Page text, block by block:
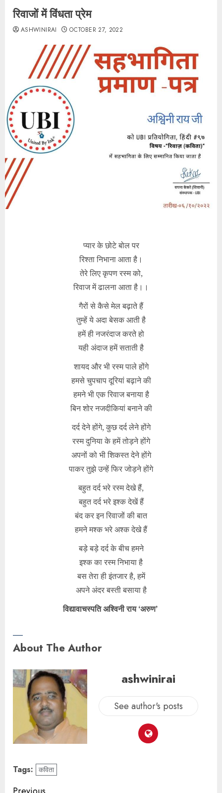
रिवाजों में विंधता प्रेम
ASHWINIRAI OCTOBER 27, 2022
प्यार के छोटे बोल पर
रिश्ता निभाना आता है।
तेरे लिए कृपण रस्म को,
रिवाज में ढालना आता है।।
गैरों से कैसे मेल बढ़ाते हैं
तुम्हें ये अदा बेसक आती है
हमें ही नजरंदाज करते हो
यही अंदाज हमें सताती है
शायद और भी रस्म पाले होंगे
हमसे चुपचाप दूरियां बढ़ाने की
हमने भी एक रिवाज बनाया है
बिन शोर नजदीकियां बनाने की
दर्द देने होंगे, कुछ दर्द लेने होंगे
रस्म दुनिया के हमें तोड़ने होंगे
अपनों को भी शिकस्त देने होंगे
पाकर तुझे उन्हें फिर जोड़ने होंगे
बहुत दर्द भरे रस्म देखे हैं,
बहुत दर्द भरे इश्क देखें हैं
बंद कर इन रिवाजों की बात
हमने मश्क भरे अश्क देखे हैं
बड़े बड़े दर्द के बीच हमने
इश्क का रस्म निभाया है
बस तेरा ही इंतजार है, हमें
अपने अंदर बस्ती बसाया है
विद्यावाचस्पति अश्विनी राय ‘अरुण’
About The Author
ashwinirai
See author's posts
Tags: कविता